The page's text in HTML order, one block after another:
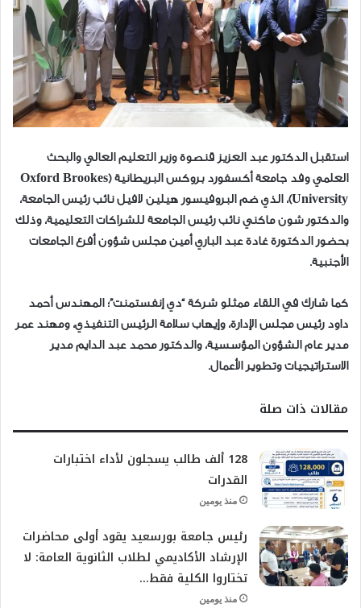
استقبل الدكتور عبد العزيز قنصوة وزير التعليم العالي والبحث
العلمي وفد جامعة أكسفورد بروكس البريطانية (Oxford Brookes
University)، الذي ضم البروفيسور هيلين لافيل نائب رئيس الجامعة،
والدكتور شون ماكني نائب رئيس الجامعة للشراكات التعليمية، وذلك
بحضور الدكتورة غادة عبد الباري أمين مجلس شؤون أفرع الجامعات
الأجنبية.
كما شارك في اللقاء ممثلو شركة “دي إنفستمنت”؛ المهندس أحمد
داود رئيس مجلس الإدارة، وإيهاب سلامة الرئيس التنفيذي، ومهند عمر
مدير عام الشؤون المؤسسية، والدكتور محمد عبد الدايم مدير
الاستراتيجيات وتطوير الأعمال.
مقالات ذات صلة
128 ألف طالب يسجلون لأداء اختبارات
القدرات
منذ يومين
رئيس جامعة بورسعيد يقود أولى محاضرات
الإرشاد الأكاديمي لطلاب الثانوية العامة: لا
تختاروا الكلية فقط…
منذ يومين